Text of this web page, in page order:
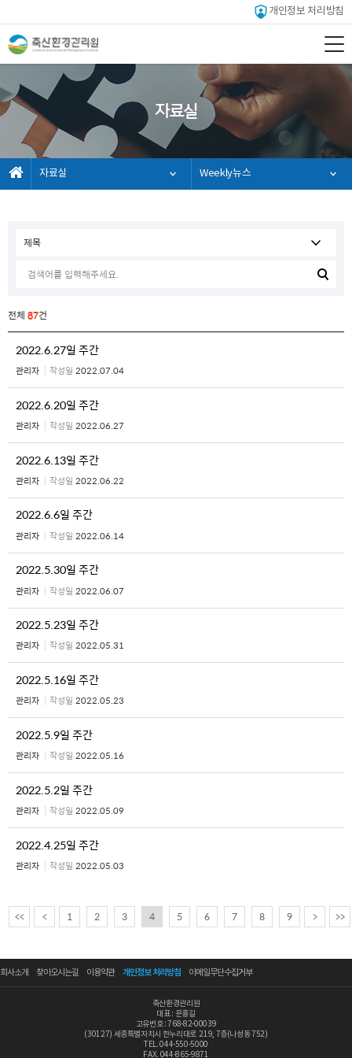
개인정보 처리방침
자료실
자료실 Weekly뉴스
전체 87건
2022.6.27일 주간
관리자 작성일 2022.07.04
2022.6.20일 주간
관리자 작성일 2022.06.27
2022.6.13일 주간
관리자 작성일 2022.06.22
2022.6.6일 주간
관리자 작성일 2022.06.14
2022.5.30일 주간
관리자 작성일 2022.06.07
2022.5.23일 주간
관리자 작성일 2022.05.31
2022.5.16일 주간
관리자 작성일 2022.05.23
2022.5.9일 주간
관리자 작성일 2022.05.16
2022.5.2일 주간
관리자 작성일 2022.05.09
2022.4.25일 주간
관리자 작성일 2022.05.03
<< < 1 2 3 4 5 6 7 8 9 > >>
회사소개 찾아오시는길 이용약관 개인정보 처리방침 이메일무단수집거부
축산환경관리원
대표 : 문홍길
고유번호 : 768-82-00039
(30127) 세종특별자치시 한누리대로 219, 7층(나성동 752)
TEL. 044-550-5000
FAX. 044-865-9871